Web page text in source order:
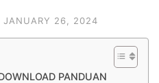
JANUARY 26, 2024
PANDUAN